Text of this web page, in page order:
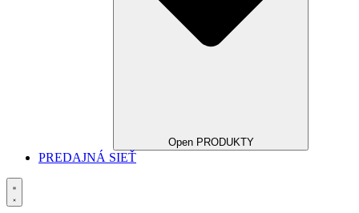
Open PRODUKTY
PREDAJNÁ SIEŤ